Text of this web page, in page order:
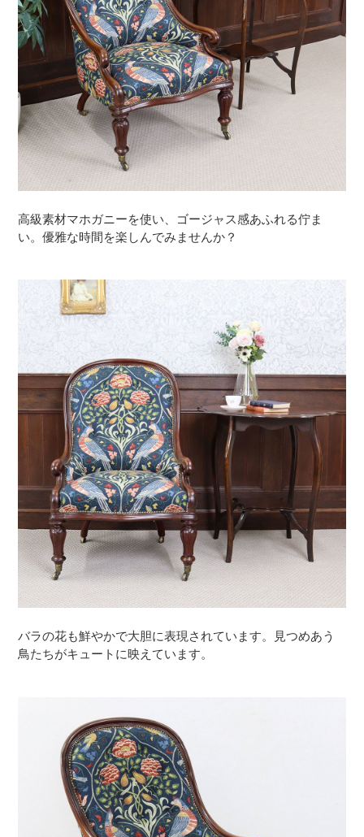
高級素材マホガニーを使い、ゴージャス感あふれる佇ま
い。優雅な時間を楽しんでみませんか？
バラの花も鮮やかで大胆に表現されています。見つめあう
鳥たちがキュートに映えています。